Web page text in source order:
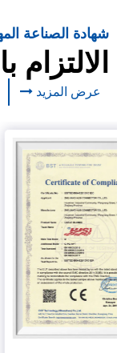
شهادة الصناعة
الالتزام
عرض المزيد